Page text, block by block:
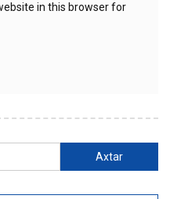
in this browser for